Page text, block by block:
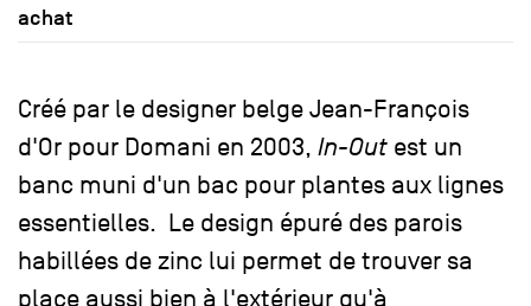
achat
Créé par le designer belge Jean-François
d'Or pour Domani en 2003, In-Out est un
banc muni d'un bac pour plantes aux lignes
essentielles. Le design épuré des parois
habillées de zinc lui permet de trouver sa
place aussi bien à l'extérieur qu'à